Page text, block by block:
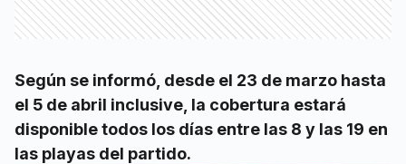
Según se informó, desde el 23 de marzo hasta
el 5 de abril inclusive, la cobertura estará
disponible todos los días entre las 8 y las 19 en
las playas del partido.